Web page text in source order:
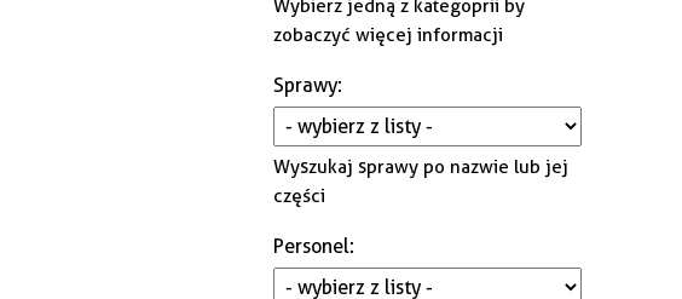
Wybierz jedną z kategoprii by
zobaczyć więcej informacji
Sprawy:
Wyszukaj sprawy po nazwie lub jej
części
Personel: